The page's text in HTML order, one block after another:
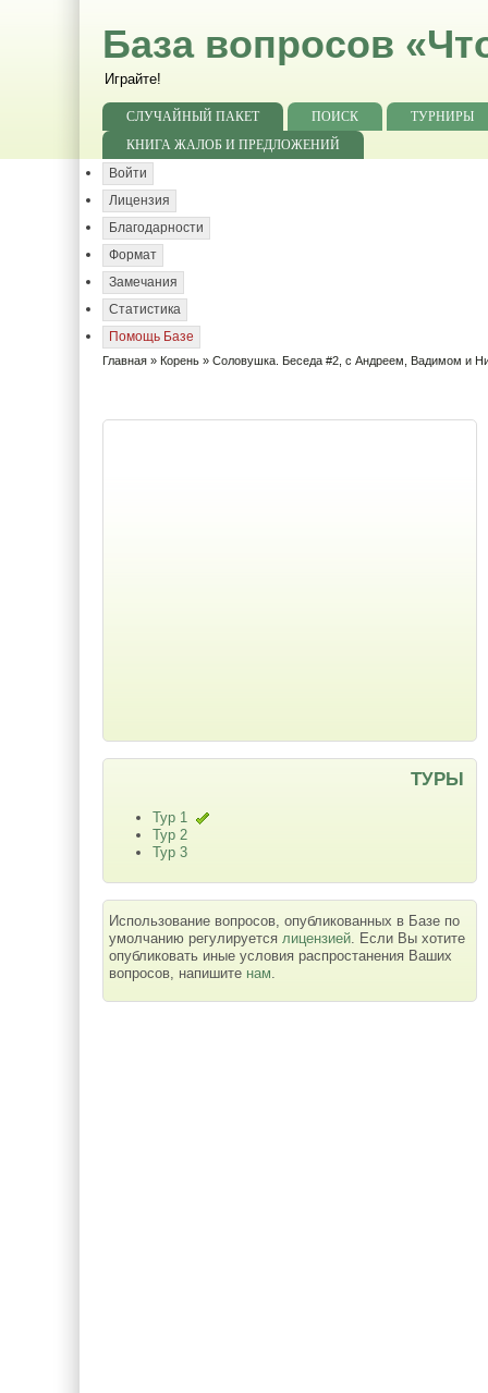
База вопросов
Играйте!
СЛУЧАЙНЫЙ ПАКЕТ ПОИСК
ТУРНИРЫ
КНИГА ЖАЛОБ И ПРЕДЛОЖЕНИЙ
Войти
Лицензия
Благодарности
Формат
Замечания
Статистика
Помощь Базе
Главная » Корень » Соловушка. Беседа #2, с Андреем, Вадимом и
ТУРЫ
Тур 1
Тур 2
Тур 3
Использование вопросов, опубликованных в Базе по
умолчанию регулируется лицензией. Если Вы хотите
опубликовать иные условия распростанения Ваших
вопросов, напишите нам.